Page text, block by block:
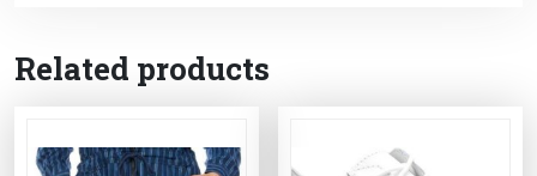
Related products